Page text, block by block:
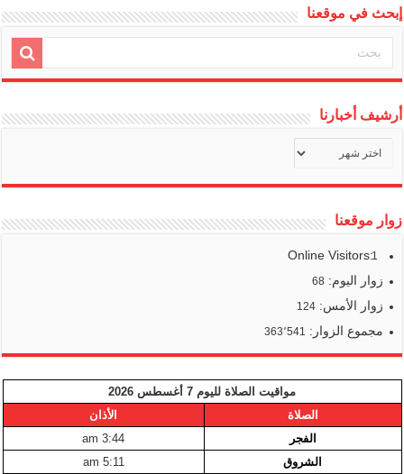
إبحث في موقعنا
أرشيف أخبارنا
أخبارنا
زوار موقعنا
Online Visitors:
1
زوار اليوم:68
زوار الأمس:124
مجموع الزوار: 363٬541
مواقيت الصلاة لليوم 7 أغسطس 2026
الصلاة
الأذان
الفجر
3:44 am
الشروق
5:11 am